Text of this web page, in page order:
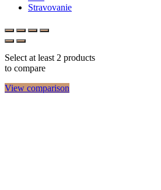
Stravovanie
Select at least 2 products
to compare
View comparison